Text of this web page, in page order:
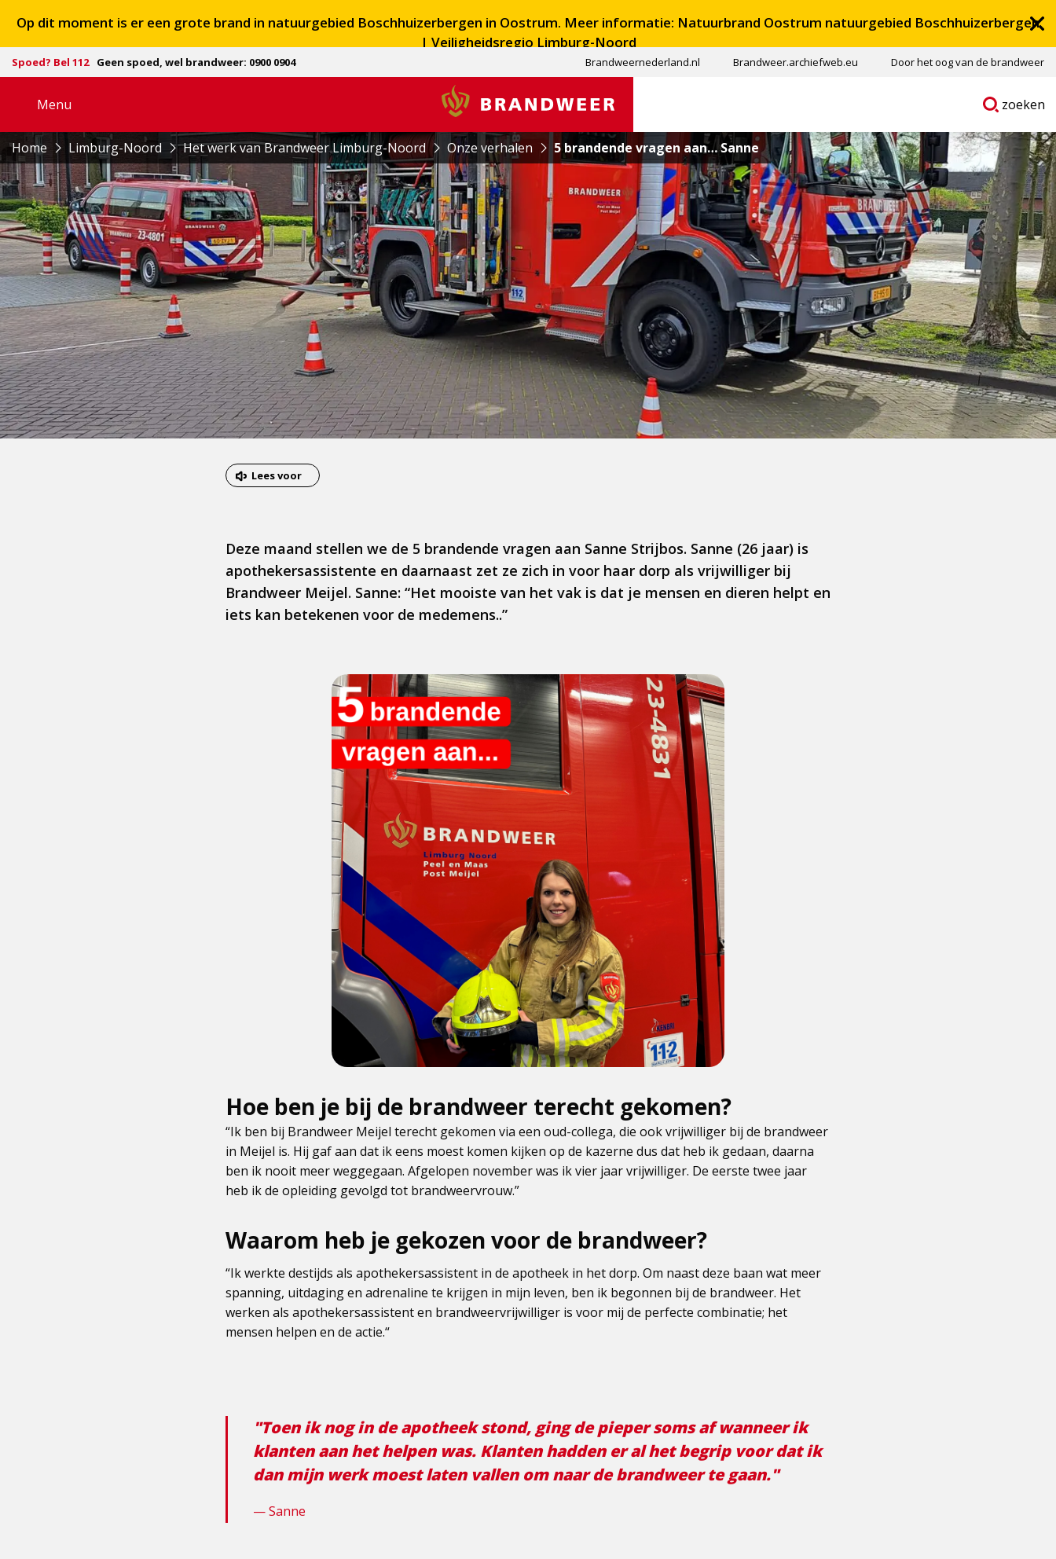
Op dit moment is er een grote brand in natuurgebied Boschhuizerbergen in Oostrum. Meer informatie: Natuurbrand Oostrum natuurgebied Boschhuizerbergen
| Veiligheidsregio Limburg-Noord
Spoed? Bel 112 Geen spoed, wel brandweer: 0900 0904 Brandweernederland.nl Brandweer.archiefweb.eu Door het oog van de brandweer
Menu
navigatie
Brandweer
Ga
zoeken
Home Limburg-Noord Het werk van Brandweer Limburg-Noord Onze verhalen 5 brandende vragen aan… Sanne
Lees voor
Deze maand stellen we de 5 brandende vragen aan Sanne Strijbos. Sanne (26 jaar) is
apothekersassistente en daarnaast zet ze zich in voor haar dorp als vrijwilliger bij
Brandweer Meijel. Sanne: “Het mooiste van het vak is dat je mensen en dieren helpt en
iets kan betekenen voor de medemens..”
Hoe ben je bij de brandweer terecht gekomen?
“Ik ben bij Brandweer Meijel terecht gekomen via een oud-collega, die ook vrijwilliger bij de brandweer
in Meijel is. Hij gaf aan dat ik eens moest komen kijken op de kazerne dus dat heb ik gedaan, daarna
ben ik nooit meer weggegaan. Afgelopen november was ik vier jaar vrijwilliger. De eerste twee jaar
heb ik de opleiding gevolgd tot brandweervrouw.”
Waarom heb je gekozen voor de brandweer?
“Ik werkte destijds als apothekersassistent in de apotheek in het dorp. Om naast deze baan wat meer
spanning, uitdaging en adrenaline te krijgen in mijn leven, ben ik begonnen bij de brandweer. Het
werken als apothekersassistent en brandweervrijwilliger is voor mij de perfecte combinatie; het
mensen helpen en de actie.“
"Toen ik nog in de apotheek stond, ging de pieper soms af wanneer ik
klanten aan het helpen was. Klanten hadden er al het begrip voor dat ik
dan mijn werk moest laten vallen om naar de brandweer te gaan."
Sanne